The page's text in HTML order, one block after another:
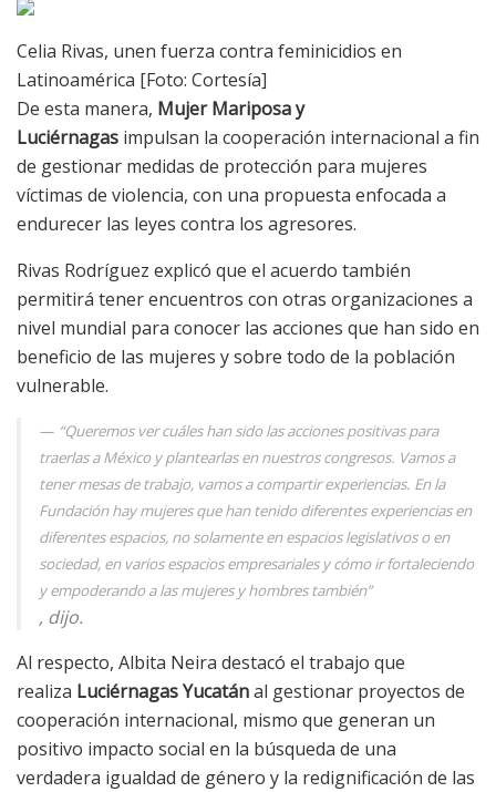
Celia Rivas, unen fuerza contra feminicidios en
Latinoamérica [Foto: Cortesía]
De esta manera, Mujer Mariposa y
Luciérnagas impulsan la cooperación internacional a fin
de gestionar medidas de protección para mujeres
víctimas de violencia, con una propuesta enfocada a
endurecer las leyes contra los agresores.
Rivas Rodríguez explicó que el acuerdo también
permitirá tener encuentros con otras organizaciones a
nivel mundial para conocer las acciones que han sido en
beneficio de las mujeres y sobre todo de la población
vulnerable.
“Queremos ver cuáles han sido las acciones positivas para
traerlas a México y plantearlas en nuestros congresos. Vamos a
tener mesas de trabajo, vamos a compartir experiencias. En la
Fundación hay mujeres que han tenido diferentes experiencias en
diferentes espacios, no solamente en espacios legislativos o en
sociedad, en varios espacios empresariales y cómo ir fortaleciendo
y empoderando a las mujeres y hombres también”
, dijo.
Al respecto, Albita Neira destacó el trabajo que
realiza Luciérnagas Yucatánal gestionar proyectos de
cooperación internacional, mismo que generan un
positivo impacto social en la búsqueda de una
verdadera igualdad de género y la redignificación de las